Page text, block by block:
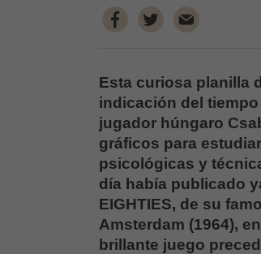
Esta curiosa planilla
indicación del
jugador húngaro
gráficos para
psicológicas y
día había publicado
EIGHTIES, de su
Amsterdam (1964),
brillante juego